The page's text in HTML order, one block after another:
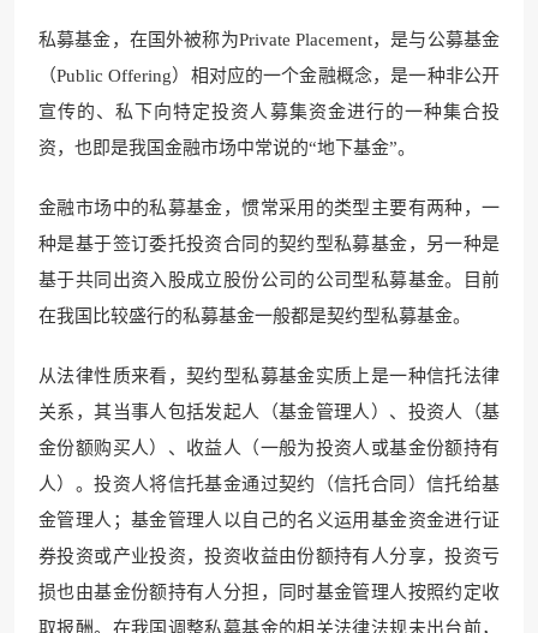
私募基金，在国外被称为Private Placement，是与公募基金
（Public Offering）相对应的一个金融概念，是一种非公开
宣传的、私下向特定投资人募集资金进行的一种集合投
资，也即是我国金融市场中常说的“地下基金”。
金融市场中的私募基金，惯常采用的类型主要有两种，一
种是基于签订委托投资合同的契约型私募基金，另一种是
基于共同出资入股成立股份公司的公司型私募基金。目前
在我国比较盛行的私募基金一般都是契约型私募基金。
从法律性质来看，契约型私募基金实质上是一种信托法律
关系，其当事人包括发起人（基金管理人）、投资人（基
金份额购买人）、收益人（一般为投资人或基金份额持有
人）。投资人将信托基金通过契约（信托合同）信托给基
金管理人；基金管理人以自己的名义运用基金资金进行证
券投资或产业投资，投资收益由份额持有人分享，投资亏
损也由基金份额持有人分担，同时基金管理人按照约定收
取报酬。在我国调整私募基金的相关法律法规未出台前，